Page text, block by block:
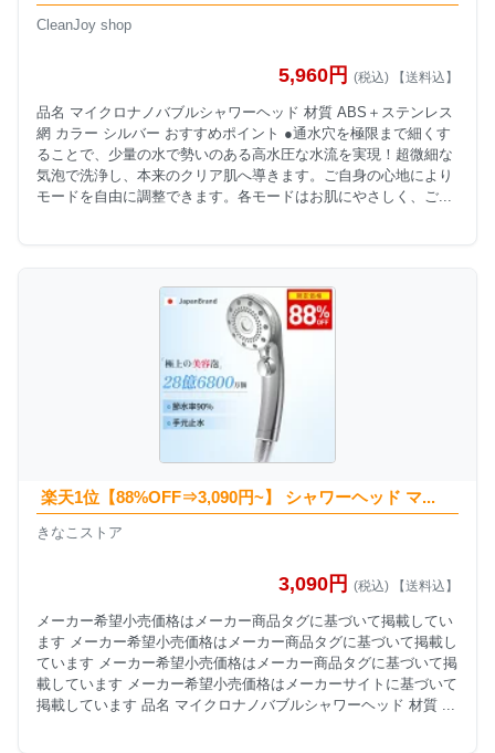
CleanJoy shop
5,960円 (税込) 【送料込】
品名 マイクロナノバブルシャワーヘッド 材質 ABS＋ステンレス
網 カラー シルバー おすすめポイント ●通水穴を極限まで細くす
ることで、少量の水で勢いのある高水圧な水流を実現！超微細な
気泡で洗浄し、本来のクリア肌へ導きます。ご自身の心地により
モードを自由に調整できます。各モードはお肌にやさしく、ご...
楽天1位【88%OFF⇒3,090円~】 シャワーヘッド マ...
きなこストア
3,090円 (税込) 【送料込】
メーカー希望小売価格はメーカー商品タグに基づいて掲載してい
ます メーカー希望小売価格はメーカー商品タグに基づいて掲載し
ています メーカー希望小売価格はメーカー商品タグに基づいて掲
載しています メーカー希望小売価格はメーカーサイトに基づいて
掲載しています 品名 マイクロナノバブルシャワーヘッド 材質 ...